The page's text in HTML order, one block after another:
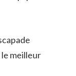
meilleur